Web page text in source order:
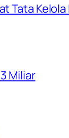
Tata
Miliar